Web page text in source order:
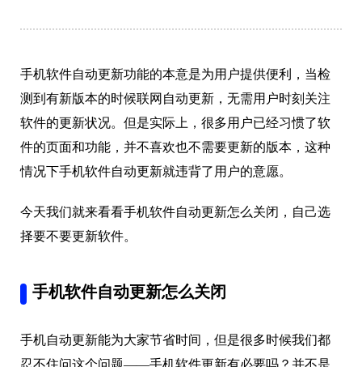
手机软件自动更新功能的本意是为用户提供便利，当检
测到有新版本的时候联网自动更新，无需用户时刻关注
软件的更新状况。但是实际上，很多用户已经习惯了软
件的页面和功能，并不喜欢也不需要更新的版本，这种
情况下手机软件自动更新就违背了用户的意愿。
今天我们就来看看手机软件自动更新怎么关闭，自己选
择要不要更新软件。
手机软件自动更新怎么关闭
手机自动更新能为大家节省时间，但是很多时候我们都
忍不住问这个问题——手机软件更新有必要吗？并不是